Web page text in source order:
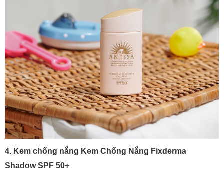
4. Kem chống nắng Kem Chống Nắng Fixderma
Shadow SPF 50+